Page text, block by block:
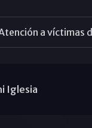
a víctimas
Iglesia